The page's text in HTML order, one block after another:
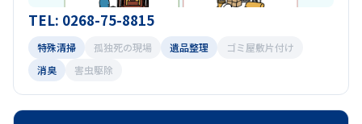
TEL: 0268-75-8815
特殊清掃 孤独死の現場 遺品整理
ゴミ屋敷片付け
消臭
害虫駆除